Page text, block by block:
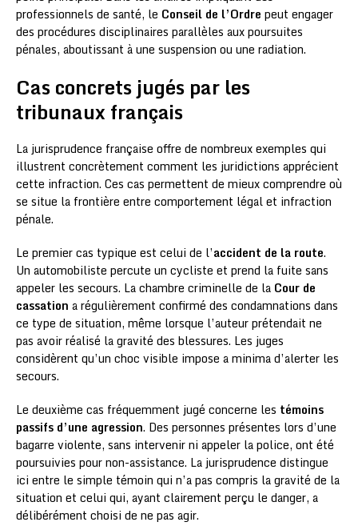
professionnels de santé, le Conseil de l’Ordre peut engager
des procédures disciplinaires parallèles aux poursuites
pénales, aboutissant à une suspension ou une radiation.
Cas concrets jugés par les
tribunaux français
La jurisprudence française offre de nombreux exemples qui
illustrent concrètement comment les juridictions apprécient
cette infraction. Ces cas permettent de mieux comprendre où
se situe la frontière entre comportement légal et infraction
pénale.
Le premier cas typique est celui de l’accident de la route.
Un automobiliste percute un cycliste et prend la fuite sans
appeler les secours. La chambre criminelle de la Cour de
cassation a régulièrement confirmé des condamnations dans
ce type de situation, même lorsque l’auteur prétendait ne
pas avoir réalisé la gravité des blessures. Les juges
considèrent qu’un choc visible impose a minima d’alerter les
secours.
Le deuxième cas fréquemment jugé concerne les témoins
passifs d’une agression. Des personnes présentes lors d’une
bagarre violente, sans intervenir ni appeler la police, ont été
poursuivies pour non-assistance. La jurisprudence distingue
ici entre le simple témoin qui n’a pas compris la gravité de la
situation et celui qui, ayant clairement perçu le danger, a
délibérément choisi de ne pas agir.